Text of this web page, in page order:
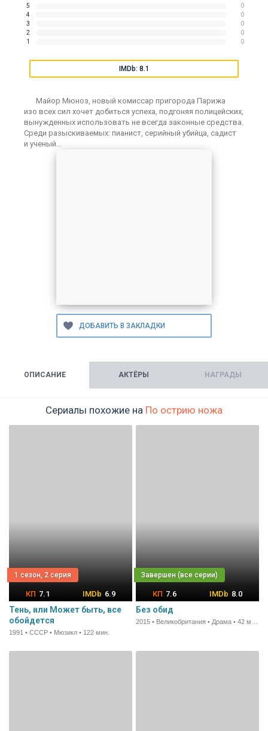
5
0
4
0
3
0
2
0
1
0
IMDb: 8.1
Майор Мюноз, новый комиссар пригорода Парижа
изо всех сил хочет добиться успеха, подгоняя полицейских,
вынужденных использовать не всегда законные средства.
Среди разыскиваемых: пианист, серийный убийца, садист
и ученый…
ОПИСАНИЕ АКТЁРЫ НАГРАДЫ
Сериалы похожие на По острию ножа
1 сезон, 2 серия
7.1 6.9
Тень, или Может быть, все
обойдется
1991 • СССР • Мюзикл • 122 мин.
7.6 8.0
Без обид